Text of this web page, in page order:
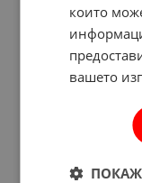
които
вашето